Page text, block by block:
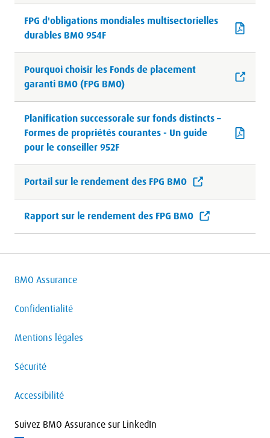
FPG d'obligations mondiales multisectorielles
durables BMO 954F
Pourquoi choisir les Fonds de placement
garanti BMO (FPG BMO)
Planification successorale sur fonds distincts –
Formes de propriétés courantes - Un guide
pour le conseiller 952F
Portail sur le rendement des FPG BMO
Rapport sur le rendement des FPG BMO
BMO Assurance
Confidentialité
Mentions légales
Sécurité
Accessibilité
Suivez BMO Assurance sur LinkedIn